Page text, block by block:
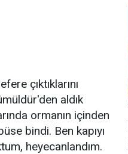
çıktıklarını
aldık
ormanın içinden
bindi. Ben kapıyı
heyecanlandım.